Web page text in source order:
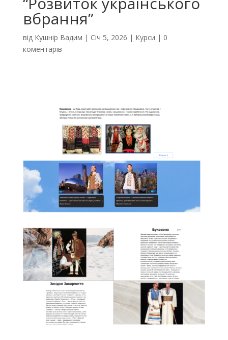
вбрання”
від Кушнір Вадим | Січ 5, 2026 | Курси | 0
коментарів